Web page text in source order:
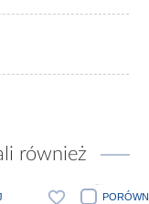
również